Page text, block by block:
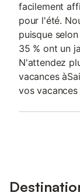
facilement
pour l'été.
puisque
35 % ont un
N'attendez
vacances
vos